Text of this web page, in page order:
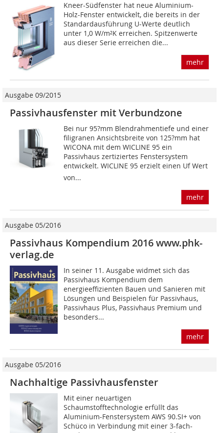
Kneer-Südfenster hat neue Aluminium-
Holz-Fenster entwickelt, die bereits in der
Standardausführung U-Werte deutlich
unter 1,0 W/m²K erreichen. Spitzenwerte
aus dieser Serie erreichen die...
mehr
Ausgabe 09/2015
Passivhausfenster mit Verbundzone
Bei nur 95?mm Blendrahmentiefe und einer
filigranen Ansichtsbreite von 125?mm hat
WICONA mit dem WICLINE 95 ein
Passivhaus zertiziertes Fenstersystem
entwickelt. WICLINE 95 erzielt einen Uf Wert
von...
mehr
Ausgabe 05/2016
Passivhaus Kompendium 2016 www.phk-
verlag.de
In seiner 11. Ausgabe widmet sich das
Passivhaus Kompendium dem
energieeffizienten Bauen und Sanieren mit
Lösungen und Beispielen für Passivhaus,
Passivhaus Plus, Passivhaus Premium und
besonders...
mehr
Ausgabe 05/2016
Nachhaltige Passivhausfenster
Mit einer neuartigen
Schaumstofftechnologie erfüllt das
Aluminium-Fenstersystem AWS 90.SI+ von
Schüco in Verbindung mit einer 3-fach-